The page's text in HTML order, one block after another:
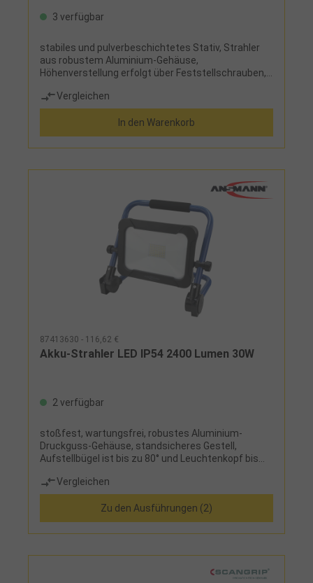
3 verfügbar
stabiles und pulverbeschichtetes Stativ, Strahler
aus robustem Aluminium-Gehäuse,
Höhenverstellung erfolgt über Feststellschrauben,
StativVergleichen
In den Warenkorb
87413630 - 116,62 €
Akku-Strahler LED IP54 2400 Lumen 30W
2 verfügbar
stoßfest, wartungsfrei, robustes Aluminium-
Druckguss-Gehäuse, standsicheres Gestell,
Aufstellbügel ist bis zu 80° und Leuchtenkopf bis
50 % und 25 %), mit
LadekontrollanzeigeLieferumfang:- FL1600R =
Strahler mit Li-Ionen-Akku 7,4 V/4,4 Ah und
Ladekabel 230 V- FL2400R = Strahler mit Li-Ionen-
Akku 11,1 V/4,4 Ah und Ladekabel 230 V
Vergleichen
Zu den Ausführungen (2)